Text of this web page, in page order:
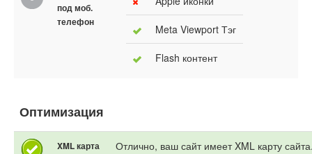
под моб.
телефон
Meta Viewport Тэг
Flash контент
Оптимизация
XML карта
Отлично, ваш сайт имеет XML карту